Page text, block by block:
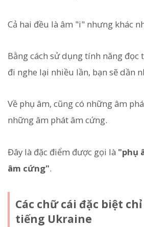
Cả hai đều là âm "i" nhưng khác
Bằng cách sử dụng tính năng đọc
đi nghe lại nhiều lần, bạn sẽ dần
Về phụ âm, cũng có những âm
những âm phát âm cứng.
Đây là đặc điểm được gọi là "phụ
âm cứng".
Các chữ cái đặc biệt
tiếng Ukraine